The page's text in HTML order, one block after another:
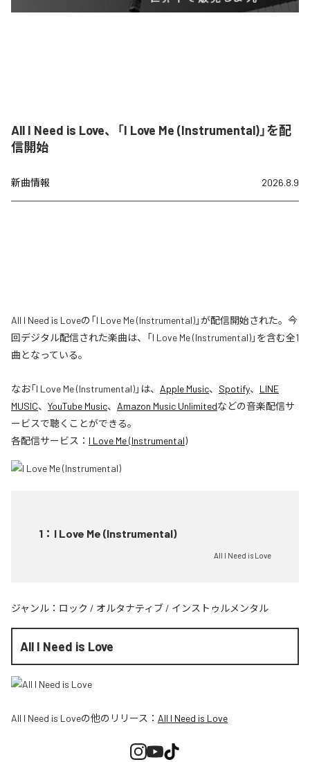
All I Need is Love、「I Love Me (Instrumental)」を配
信開始
新曲情報 2026.8.9
All I Need is Loveの「I Love Me (Instrumental)」が配信開始された。今
回デジタル配信された楽曲は、「I Love Me (Instrumental)」を含む全1
曲となっている。
なお「I Love Me (Instrumental)」は、 Apple Music、 Spotify、 LINE
MUSIC、 YouTube Music、 Amazon Music Unlimitedなどの音楽配信サ
ービスで聴くことができる。
各配信サービス： I Love Me (Instrumental)
1 ： I Love Me (Instrumental)
All I Need is Love
ジャンル： ロック / オルタナティブ / インストゥルメンタル
All I Need is Love
All I Need is Loveの他のリリース： All I Need is Love